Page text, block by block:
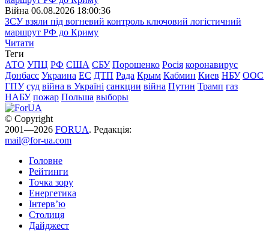
Війна 06.08.2026 18:00:36
ЗСУ взяли під вогневий контроль ключовий логістичний
маршрут РФ до Криму
Читати
Теги
АТО УПЦ РФ США СБУ Порошенко Росія коронавирус
Донбасс Украина ЕС ДТП Рада Крым Кабмин Киев НБУ ООС
ГПУ суд війна в Україні санкции війна Путин Трамп газ
НАБУ пожар Польша выборы
© Copyright
2001—2026 FORUA. Редакція:
mail@for-ua.com
Головне
Рейтинги
Точка зору
Енергетика
Інтерв’ю
Столиця
Дайджест